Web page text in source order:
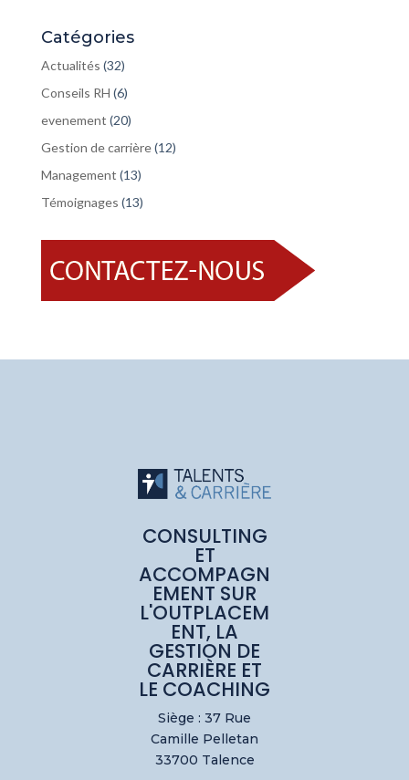
Catégories
Actualités (32)
Conseils RH (6)
evenement (20)
Gestion de carrière(12)
Management (13)
Témoignages (13)
CONSULTING
ET
ACCOMPAGN
EMENT SUR
L'OUTPLACEM
ENT, LA
GESTION DE
CARRIÈRE ET
LE COACHING
Siège : 37 Rue
Camille Pelletan
33700 Talence